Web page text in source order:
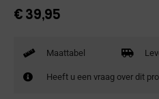
€ 39,95
Maattabel
Heeft u een vraag over dit